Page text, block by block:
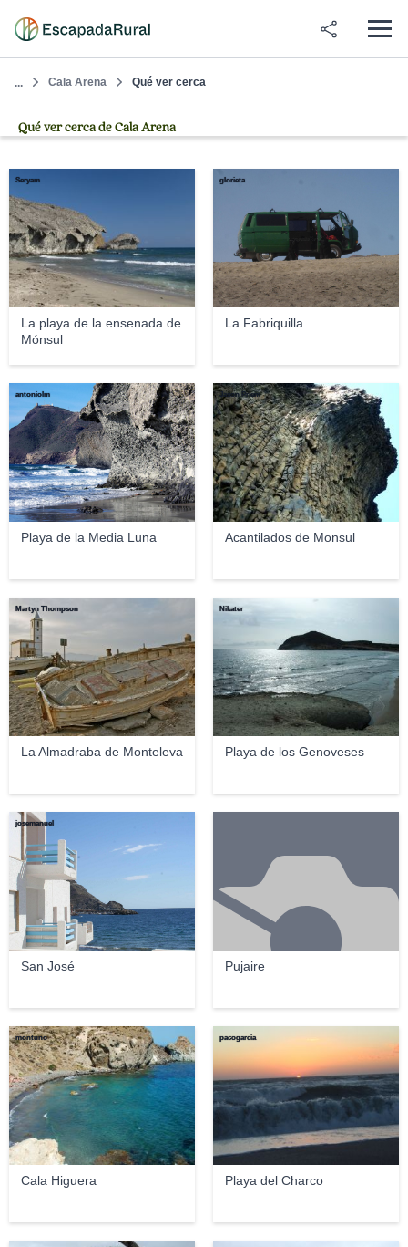
... Cala Arena Qué ver cerca
Qué ver cerca de Cala Arena
La playa de la ensenada de
Mónsul
Seryam
La Fabriquilla
glorieta
Playa de la Media Luna
antoniolm
Acantilados de Monsul
Jason Priem
La Almadraba de Monteleva
Martyn Thompson
Playa de los Genoveses
Nikater
San José
josemanuel
Pujaire
Cala Higuera
montuno
Playa del Charco
pacogarcia